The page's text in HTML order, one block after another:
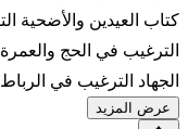
كتاب العيدين والأضحية
الترغيب في الحج
الجهاد الترغيب في
عرض المزيد